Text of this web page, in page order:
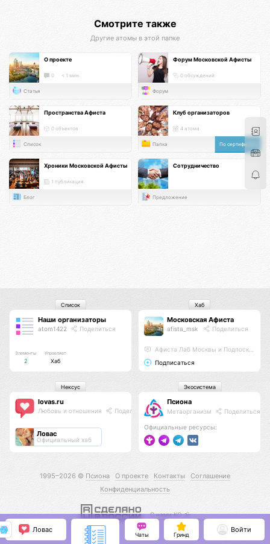
Смотрите также
Другие атомы в этой папке
О проекте
0 < 1 мин.
Статья
Форум Московской Афисты
0 обсуждений
Форум
Пространства Афиста
0 объектов
Список
Клуб организаторов
4 атома
Папка По сертификату
Хроники Московской Афисты
1 публикация
Блог
Сотрудничество
Предложение
Наши организаторы
atom1422 Поделиться
Элементы
2
Управляет
Хаб
Список
Московская Афиста
afista_msk Поделиться
Афиста Лаб Москвы и Подпосковья
Подписаться
Хаб
lovas.ru
Любовь и отношения Поделиться
Ловас
Официальный хаб
Нексус
Псиона
Метаорганизм Поделиться
Официальные ресурсы:
Экосистема
1995–2026 © Псиона О проекте Контакты
Соглашение
Конфиденциальность
С нами КО 🕉️
Ловас
Чаты Гринд
Войти